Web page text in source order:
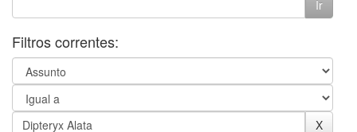
Filtros correntes: